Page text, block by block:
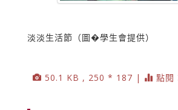
淡淡生活節（圖�學生會提供）
50.1 KB , 250 * 187 | 點閱